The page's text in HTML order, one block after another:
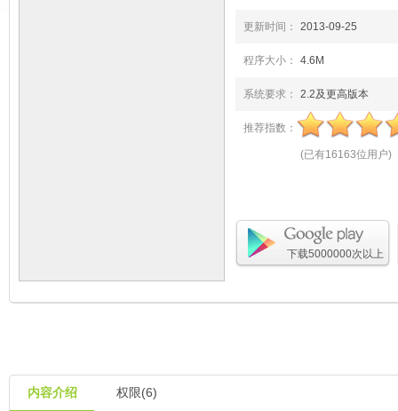
更新时间： 2013-09-25
程序大小： 4.6M
系统要求： 2.2及更高版本
推荐指数：
(已有16163位用户)
下载5000000次以上
内容介绍 权限(6)